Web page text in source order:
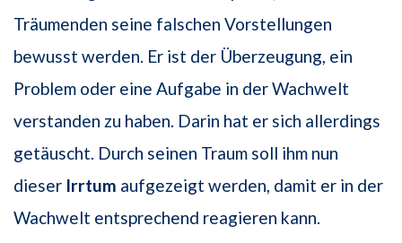
Träumenden seine falschen Vorstellungen
bewusst werden. Er ist der Überzeugung, ein
Problem oder eine Aufgabe in der Wachwelt
verstanden zu haben. Darin hat er sich allerdings
getäuscht. Durch seinen Traum soll ihm nun
dieser Irrtum aufgezeigt werden, damit er in der
Wachwelt entsprechend reagieren kann.